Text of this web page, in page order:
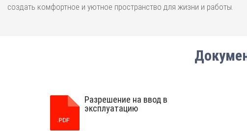
создать комфортное и уютное пространство для жизни и работы.
Разрешение на ввод в
эксплуатацию